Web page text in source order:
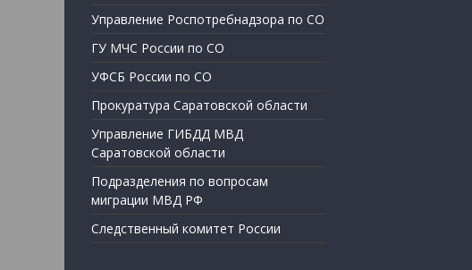
Управление Роспотребнадзора по СО
ГУ МЧС России по СО
УФСБ России по СО
Прокуратура Саратовской области
Управление ГИБДД МВД
Саратовской области
Подразделения по вопросам
миграции МВД РФ
Следственный комитет России